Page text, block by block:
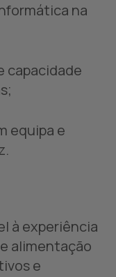
na
capacidade
equipa e
à experiência
alimentação
e